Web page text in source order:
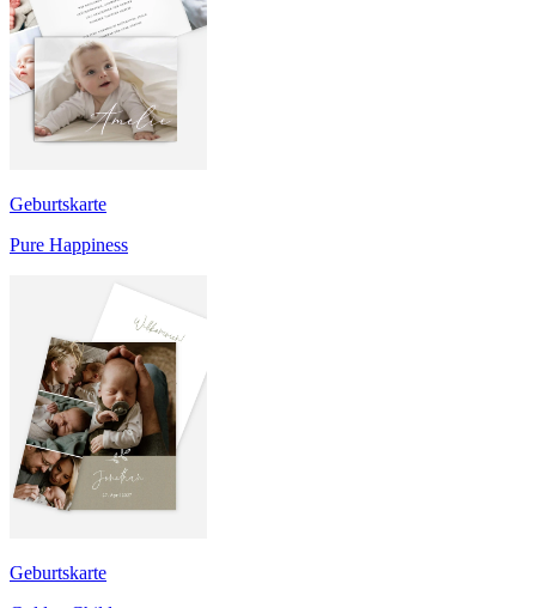
Geburtskarte
Pure Happiness
Geburtskarte